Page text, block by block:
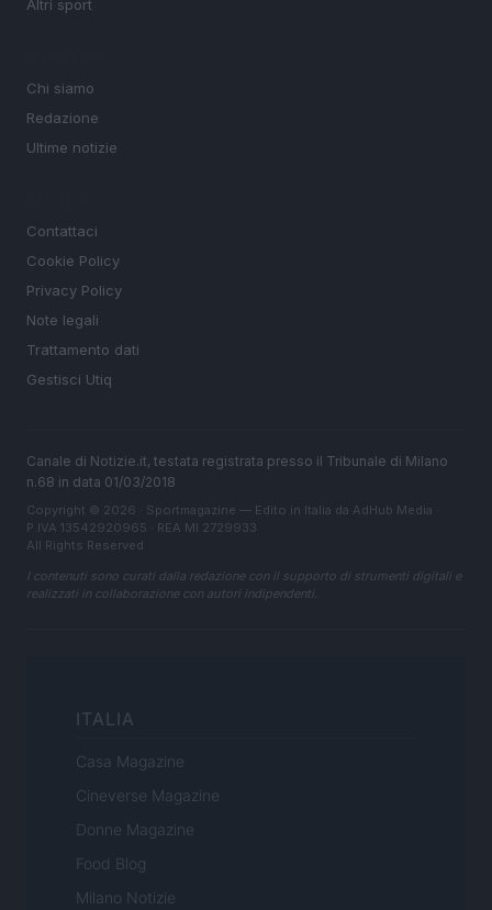
Altri sport
Chi siamo
Redazione
Ultime notizie
Contattaci
Cookie Policy
Privacy Policy
Note legali
Trattamento dati
Gestisci Utiq
Canale di Notizie.it, testata registrata presso il Tribunale di Milano
n.68 in data 01/03/2018
Copyright © 2026 · Sportmagazine — Edito in Italia da AdHub Media
P.IVA 13542920965 · REA MI 2729933
All Rights Reserved
I contenuti sono curati dalla redazione con il supporto di strumenti digitali e
realizzati in collaborazione con autori indipendenti.
ITALIA
Casa Magazine
Cineverse Magazine
Donne Magazine
Food Blog
Milano Notizie